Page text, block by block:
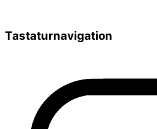
Tastaturnavigation